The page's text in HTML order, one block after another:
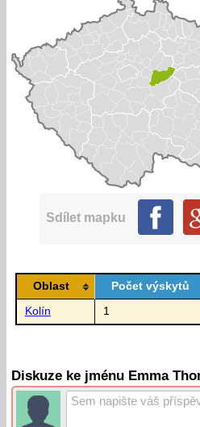
Sdílet mapku
Oblast Počet výskytů
Kolín 1
Diskuze ke jménu Emma